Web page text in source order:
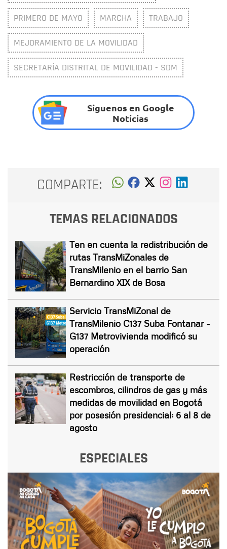
PRIMERO DE MAYO MARCHA TRABAJO
MEJORAMIENTO DE LA MOVILIDAD
SECRETARÍA DISTRITAL DE MOVILIDAD - SDM
Síguenos en Google
Noticias
COMPARTE:
TEMAS RELACIONADOS
Ten en cuenta la redistribución de
rutas TransMiZonales de
TransMilenio en el barrio San
Bernardino XIX de Bosa
Servicio TransMiZonal de
TransMilenio C137 Suba Fontanar -
G137 Metrovivienda modificó su
operación
Restricción de transporte de
escombros, cilindros de gas y más
medidas de movilidad en Bogotá
por posesión presidencial: 6 al 8 de
agosto
ESPECIALES